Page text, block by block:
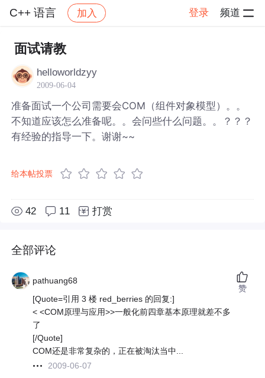
C++ 语言 加入 登录 频道
社区 C++ 语言
面试请教
helloworldzyy
2009-06-04
准备面试一个公司需要会COM（组件对象模型）。。
不知道应该怎么准备呢。。会问些什么问题。。？？？
有经验的指导一下。谢谢~~
给本帖投票
42 11 打赏
全部评论
pathuang68
[Quote=引用 3 楼 red_berries 的回复:]
< <COM原理与应用>>一般化前四章基本原理就差不多
了
[/Quote]
COM还是非常复杂的，正在被淘汰当中...
2009-06-07
赞